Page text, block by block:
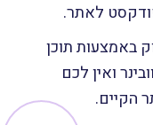
לאתר.
באמצעות תוכן
ואין לכם
הקיים.